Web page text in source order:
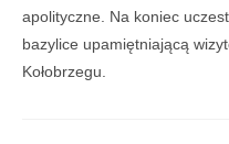
apolityczne. Na koniec
bazylice upamiętniającą
Kołobrzegu.